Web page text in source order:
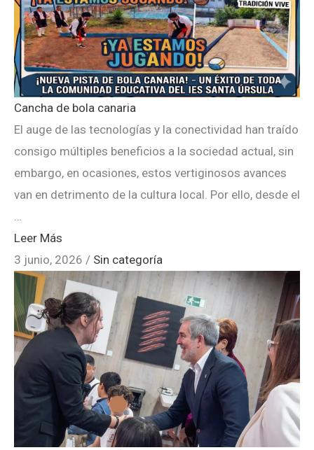
Cancha de bola canaria
El auge de las tecnologías y la conectividad han traído
consigo múltiples beneficios a la sociedad actual, sin
embargo, en ocasiones, estos vertiginosos avances
van en detrimento de la cultura local. Por ello, desde el
…
Leer Más
3 junio, 2026 / Sin categoría